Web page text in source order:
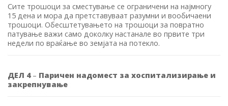
Сите трошоци за сместување се ограничени на најмногу
15 дена и мора да претставуваат разумни и вообичаени
трошоци. Обесштетувањето на трошоци за повратно
патување важи само доколку настанале во првите три
недели по враќање во земјата на потекло.
ДЕЛ 4 – Паричен надомест за хоспитализирање и
закрепнување